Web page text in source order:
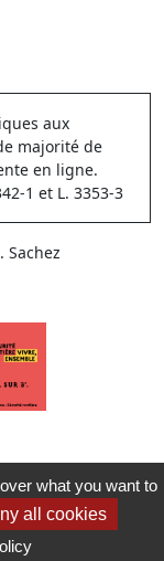
aux
majorité de
en ligne.
1 et L. 3353-3
Sachez
what you want to
all cookies